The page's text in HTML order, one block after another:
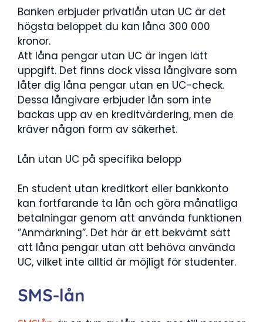
Banken erbjuder privatlån utan UC är det
högsta beloppet du kan låna 300 000
kronor.
Att låna pengar utan UC är ingen lätt
uppgift. Det finns dock vissa långivare som
låter dig låna pengar utan en UC-check.
Dessa långivare erbjuder lån som inte
backas upp av en kreditvärdering, men de
kräver någon form av säkerhet.
Lån utan UC på specifika belopp
En student utan kreditkort eller bankkonto
kan fortfarande ta lån och göra månatliga
betalningar genom att använda funktionen
”Anmärkning”. Det här är ett bekvämt sätt
att låna pengar utan att behöva använda
UC, vilket inte alltid är möjligt för studenter.
SMS-lån